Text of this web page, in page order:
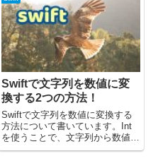
ージョン5.7で検証しています。
プラス(+)演算子を使って結合す
る+ 演算子を使...
Swiftで文字列を数値に変
換する2つの方法！
Swiftで文字列を数値に変換する
方法について書いています。Int
を使うことで、文字列から数値に
変換することが可能です。サンプ